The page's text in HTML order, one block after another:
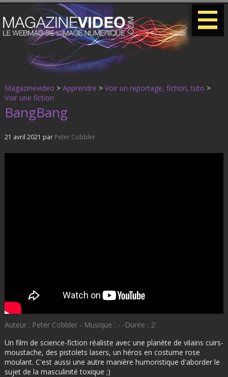
Magazinevideo > Apprendre > Voir un reportage, fiction, tuto >
Voir une fiction
BangBang
21 avril 2021 par Peter Cobbler
Auteur : Peter Cobbler - Musique : - -Durée : 2'
Un film de science-fiction réaliste avec une planète de vilains cuirs-
moustache, des pistolets lasers, un héros en costume rose
moulant. C'est aussi une autre manière humoristique d'aborder le
sujet de la masculinité toxique ;)
-
-
-